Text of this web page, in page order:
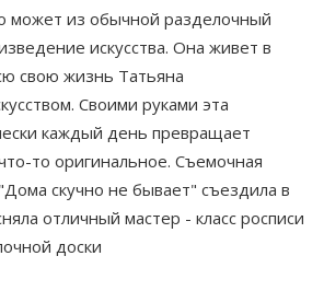
может из обычной разделочный
искусства. Она живет в
свою жизнь Татьяна
Своими руками эта
каждый день превращает
то оригинальное. Съемочная
скучно не бывает" съездила в
отличный мастер - класс росписи
доски